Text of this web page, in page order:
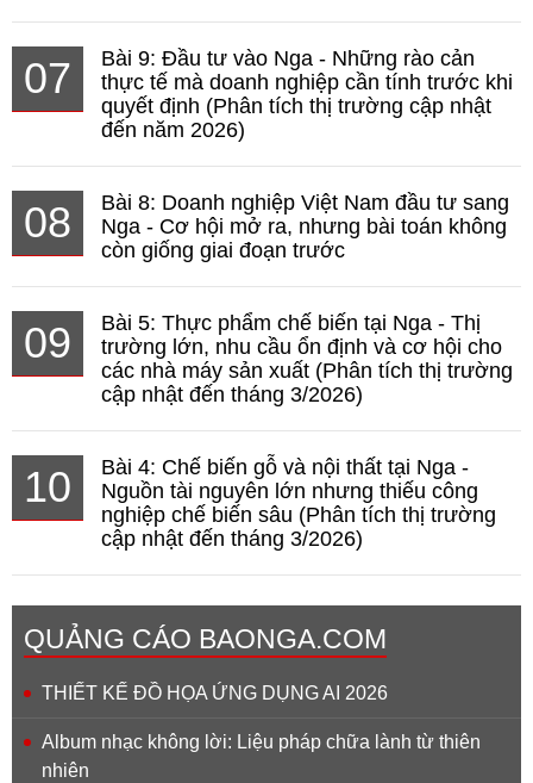
07
Bài 9: Đầu tư vào Nga - Những rào cản
thực tế mà doanh nghiệp cần tính trước khi
quyết định (Phân tích thị trường cập nhật
đến năm 2026)
08
Bài 8: Doanh nghiệp Việt Nam đầu tư sang
Nga - Cơ hội mở ra, nhưng bài toán không
còn giống giai đoạn trước
09
Bài 5: Thực phẩm chế biến tại Nga - Thị
trường lớn, nhu cầu ổn định và cơ hội cho
các nhà máy sản xuất (Phân tích thị trường
cập nhật đến tháng 3/2026)
10
Bài 4: Chế biến gỗ và nội thất tại Nga -
Nguồn tài nguyên lớn nhưng thiếu công
nghiệp chế biến sâu (Phân tích thị trường
cập nhật đến tháng 3/2026)
QUẢNG CÁO BAONGA.COM
THIẾT KẾ ĐỒ HỌA ỨNG DỤNG AI 2026
Album nhạc không lời: Liệu pháp chữa lành từ thiên
nhiên